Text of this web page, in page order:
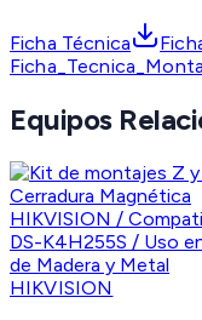
Ficha Técnica
Equipos
HIKVISION